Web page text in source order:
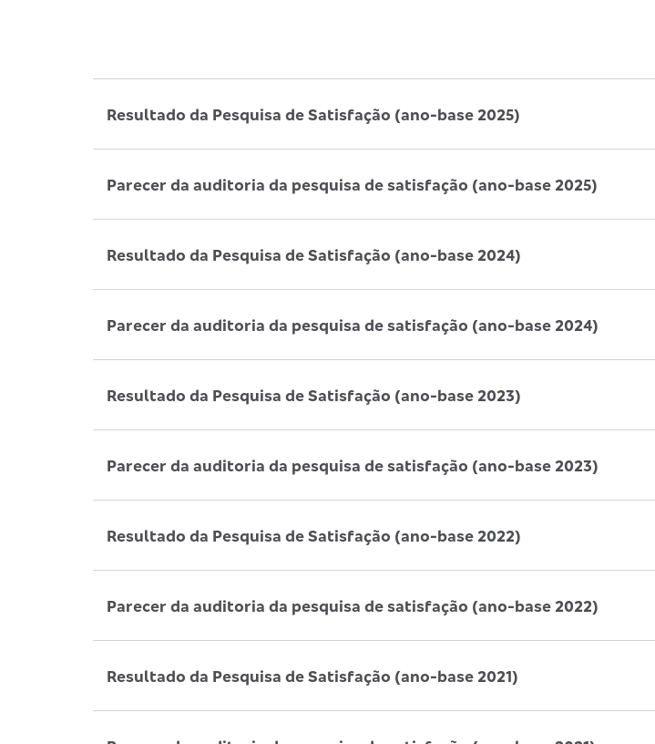
Resultado da Pesquisa de Satisfação (ano-base 2025)
Parecer da auditoria da pesquisa de satisfação (ano-base 2025)
Resultado da Pesquisa de Satisfação (ano-base 2024)
Parecer da auditoria da pesquisa de satisfação (ano-base 2024)
Resultado da Pesquisa de Satisfação (ano-base 2023)
Parecer da auditoria da pesquisa de satisfação (ano-base 2023)
Resultado da Pesquisa de Satisfação (ano-base 2022)
Parecer da auditoria da pesquisa de satisfação (ano-base 2022)
Resultado da Pesquisa de Satisfação (ano-base 2021)